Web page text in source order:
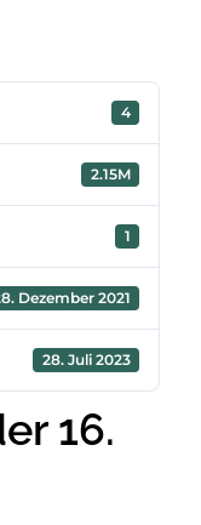
4
2.15M
1
Dezember 2021
28. Juli 2023
16.